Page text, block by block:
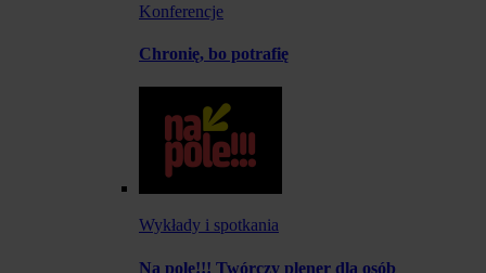
Konferencje
Chronię, bo potrafię
Wykłady i spotkania
Na pole!!! Twórczy plener dla osób